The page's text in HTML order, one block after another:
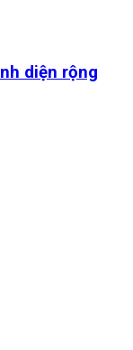
diện rộng